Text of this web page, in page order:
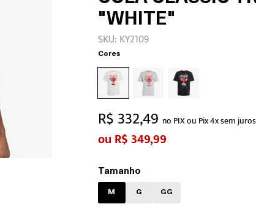
"WHITE"
SKU: KY2109
Cores
R$ 332,49 no PIX ou Pix 4x sem juros
R$ 349,99
Tamanho
M G GG